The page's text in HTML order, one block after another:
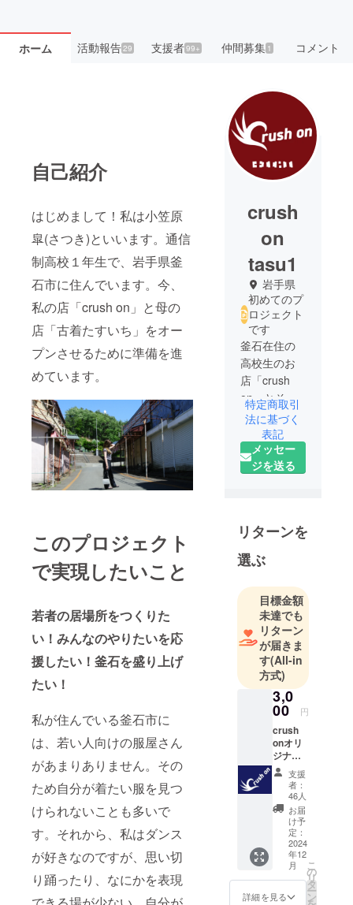
ホーム 活動報告29 支援者99+ 仲間募集 1 コメント
自己紹介
はじめまして！私は小笠原
皐(さつき)といいます。通信
制高校１年生で、岩手県釜
石市に住んでいます。今、
私の店「crush on」と母の
店「古着たすいち」をオー
プンさせるために準備を進
めています。
このプロジェクト
で実現したいこと
若者の居場所をつくりた
い！みんなのやりたいを応
援したい！釜石を盛り上げ
たい！
私が住んでいる釜石市に
は、若い人向けの服屋さん
があまりありません。その
ため自分が着たい服を見つ
けられないことも多いで
す。それから、私はダンス
が好きなのですが、思い切
り踊ったり、なにかを表現
crush
on
tasu1
岩手県
初めてのプ
ロジェクト
です
釜石在住の
高校生のお
店「crush
on」とその
母の店
「tasuichi」
の２つの店
を一つの建
若者の居場
所をつく
り、やりた
いことを応
援すること
で釜石を元
気にしたい
と考えてい
ます。
特定商取引
法に基づく
表記
メッセー
ジを送る
リターンを
選ぶ
目標金額
未達でも
リターン
が届きま
す(All-in
方式)
3,0
00 円
crush
onオリ
ジナル
アクリ
ルキー
ホル
ダーで
す。 画
像はイ
メージ
です。
商品サ
イズ：
7cm×7
支援
者：
46人
お届
け予
定：
2024
年12
月
詳細を見る
こ
の
リ
タ
ー
ン